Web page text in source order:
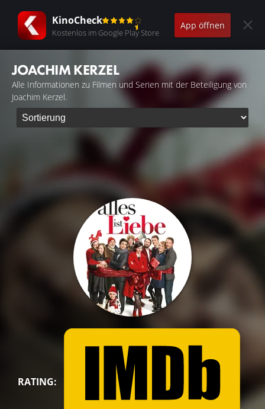
KinoCheck
Kostenlos im Google Play Store
App öffnen
JOACHIM KERZEL
Alle Informationen zu Filmen und Serien mit der Beteiligung von
Joachim Kerzel.
RATING: